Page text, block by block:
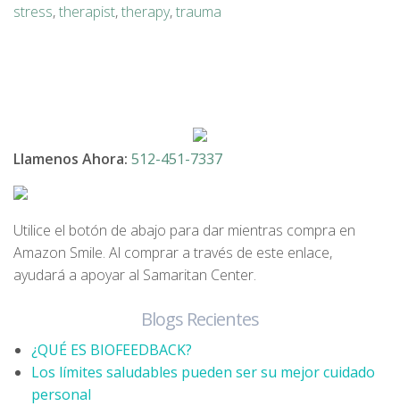
stress,therapist,therapy,trauma
Llamenos Ahora: 512-451-7337
Utilice el botón de abajo para dar mientras compra en
Amazon Smile. Al comprar a través de este enlace,
ayudará a apoyar al Samaritan Center.
Blogs Recientes
¿QUÉ ES BIOFEEDBACK?
Los límites saludables pueden ser su mejor cuidado
personal